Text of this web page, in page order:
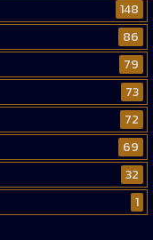
148
86
79
73
72
69
32
1